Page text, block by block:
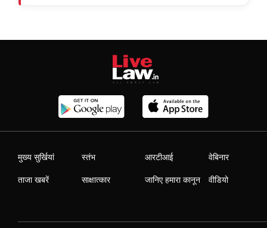
मुख्य सुर्खियां
ताजा खबरें
स्तंभ
साक्षात्कार
आरटीआई
जानिए हमारा कानून
वेबिनार
वीडियो